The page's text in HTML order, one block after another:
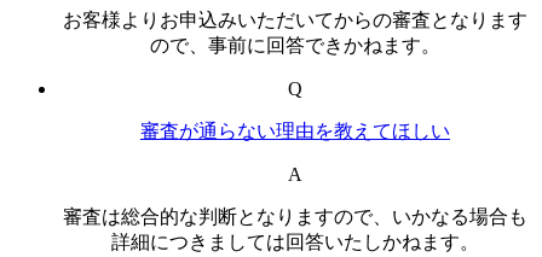
お客様よりお申込みいただいてからの審査となります
ので、事前に回答できかねます。
Q
審査が通らない理由を教えてほしい
A
審査は総合的な判断となりますので、いかなる場合も
詳細につきましては回答いたしかねます。